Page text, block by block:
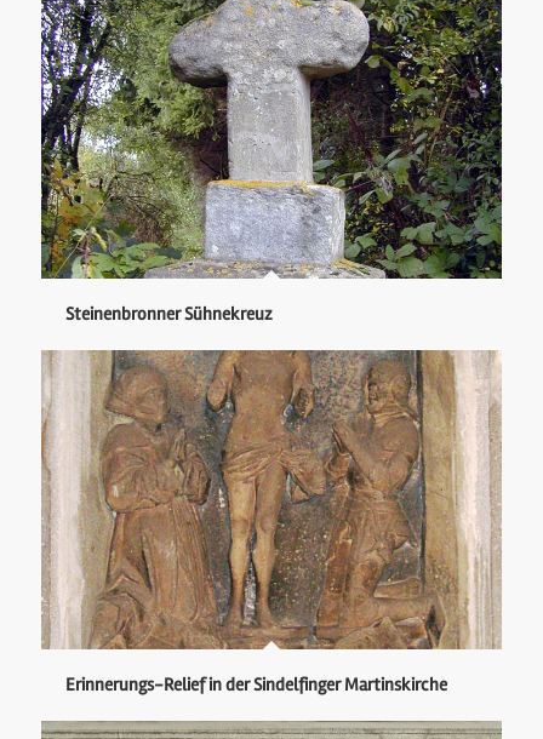
Steinenbronner Sühnekreuz
Erinnerungs-Relief in der Sindelfinger Martinskirche